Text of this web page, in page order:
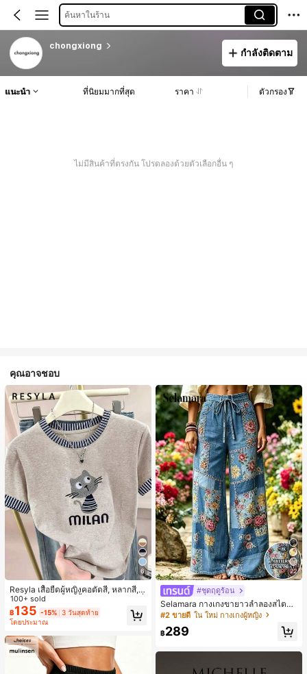
ค้นหาในร้าน
chongxiong
กำลังติดตาม
แนะนำ ที่นิยมมากที่สุด ราคา ตัวกรอง
ไม่มีสินค้าที่ตรงกัน โปรดลองด้วยตัวเลือกอื่น ๆ
คุณอาจชอบ
6
Resyla เสื้อยืดผู้หญิงคอตัดสี, หลากสี, ล
ายพิมพ์แมวน่ารัก, เสื้อสำหรับออกไปเที่
ยวฤดูร้อน, ดีไซน์กราฟิก, ความรู้สึกพรีเ
มียม, ลำลองอเนกประสงค์, สวมใส่ประ
จำวัน, กลางแจ้ง, ช้อปปิ้ง, การเดินทาง
เสื้อผ้ากลางแจ้ง
100+ sold
฿135 -15% 3 วันสุดท้าย
โดยประมาณ
22
#ชุดฤดูร้อน
Selamara กางเกงขายาวลำลองสไตล์โ
บฮีเมียนสำหรับพักผ่อน สีกากี ผิวสัมผัส
มีเท็กซ์เจอร์ เอวสูงทรงหลวม เอวยางยืด
พร้อมเชือกรูด ทรงขาตรงทิ้งตัว ขากว้า
ดินทาง
#2 ขายดี ใน ใหม่ กางเกงผู้หญิง
฿289